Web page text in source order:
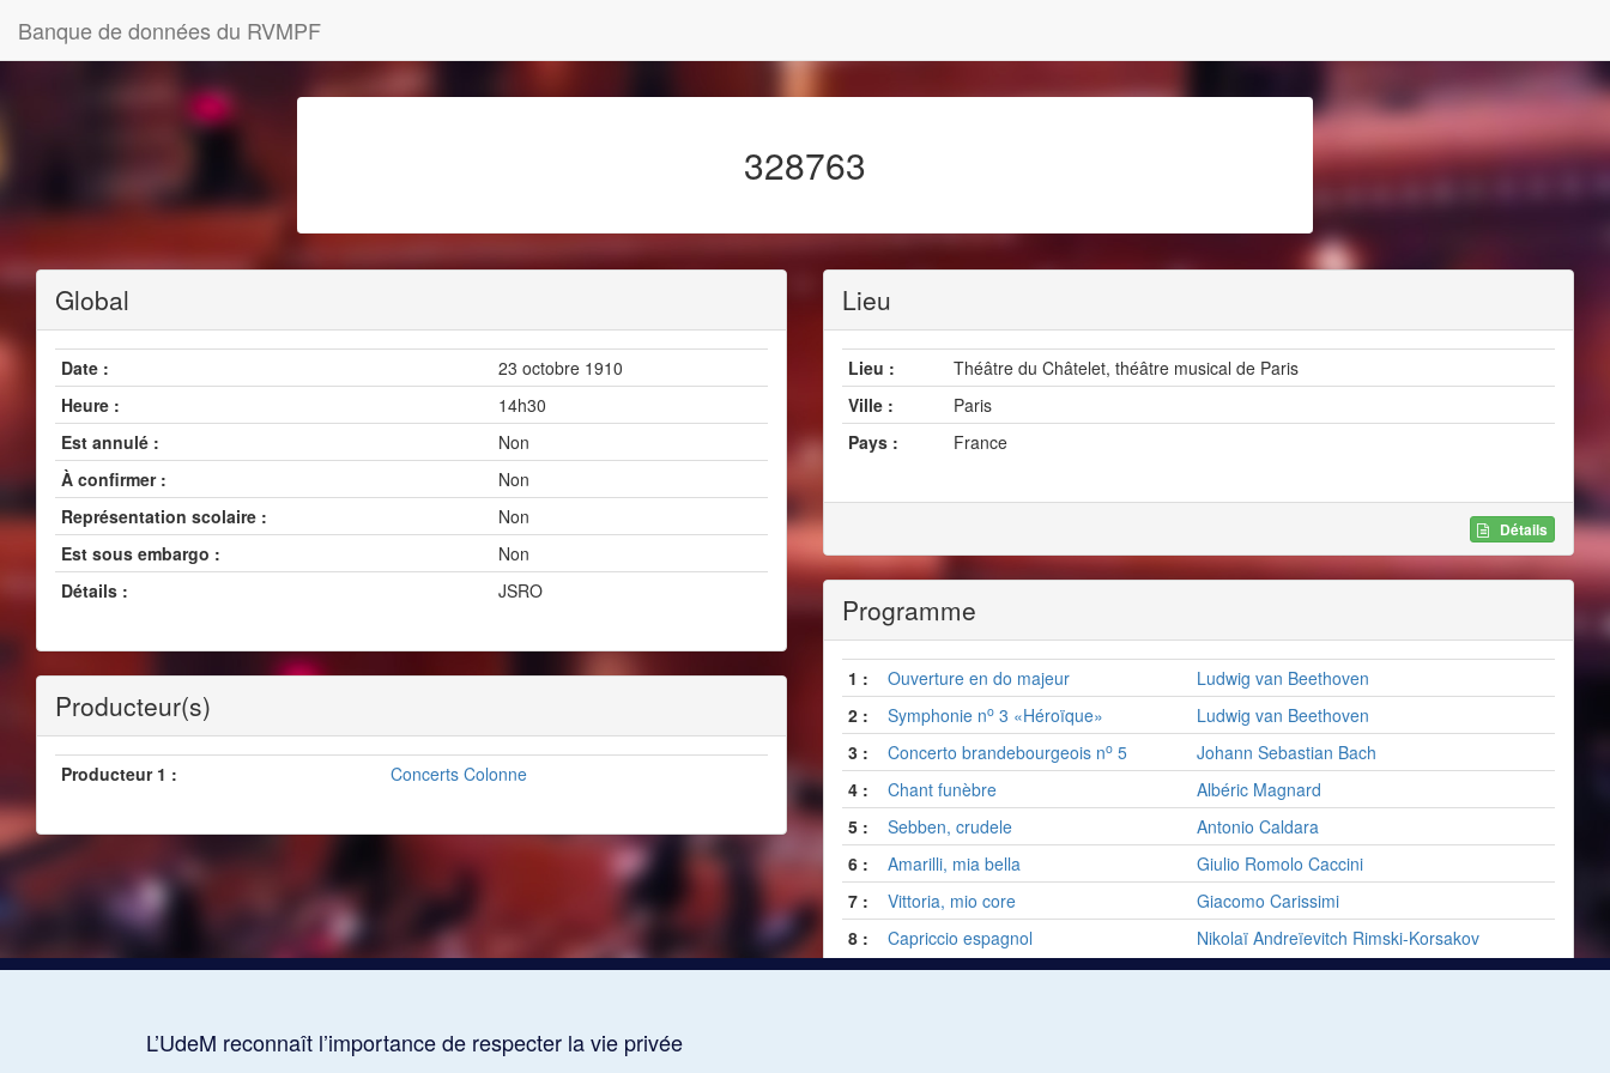
Banque de données du RVMPF
328763
Global
Date :
23 octobre 1910
Heure :
14h30
Est annulé :
Non
À confirmer :
Non
Représentation scolaire :
Non
Est sous embargo :
Non
Détails :
JSRO
Producteur(s)
Producteur 1 : Concerts Colonne
Lieu
Lieu :
Théâtre du Châtelet, théâtre musical de Paris
Ville :
Paris
Pays :
France
Détails
Programme
1 : Ouverture en do majeur
Ludwig van Beethoven
2 :
Symphonie no 3 «Héroïque»
Ludwig van Beethoven
3 :
Concerto brandebourgeois no 5
Johann Sebastian Bach
4 :
Chant funèbre
Albéric Magnard
5 :
Sebben, crudele
Antonio Caldara
6 :
Amarilli, mia bella
Giulio Romolo Caccini
7 :
Vittoria, mio core
Giacomo Carissimi
8 :
Capriccio espagnol Nikolaï Andreïevitch Rimski-Korsakov
L’UdeM reconnaît l’importance de respecter la vie privée